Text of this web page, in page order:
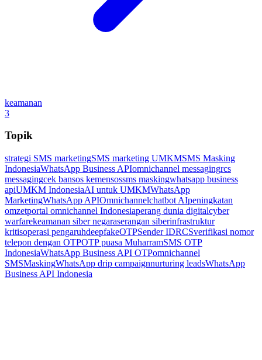
keamanan
3
Topik
strategi SMS marketingSMS marketing UMKMSMS Masking
IndonesiaWhatsApp Business APIomnichannel messagingrcs
messagingcek bansos kemensossms maskingwhatsapp business
apiUMKM IndonesiaAI untuk UMKMWhatsApp
MarketingWhatsApp APIOmnichannelchatbot AIpeningkatan
omzetportal omnichannel Indonesiaperang dunia digitalcyber
warfarekeamanan siber negaraserangan siberinfrastruktur
kritisoperasi pengaruhdeepfakeOTPSender IDRCSverifikasi nomor
telepon dengan OTPOTP puasa MuharramSMS OTP
IndonesiaWhatsApp Business API OTPomnichannel
SMSMaskingWhatsApp drip campaignnurturing leadsWhatsApp
Business API Indonesia